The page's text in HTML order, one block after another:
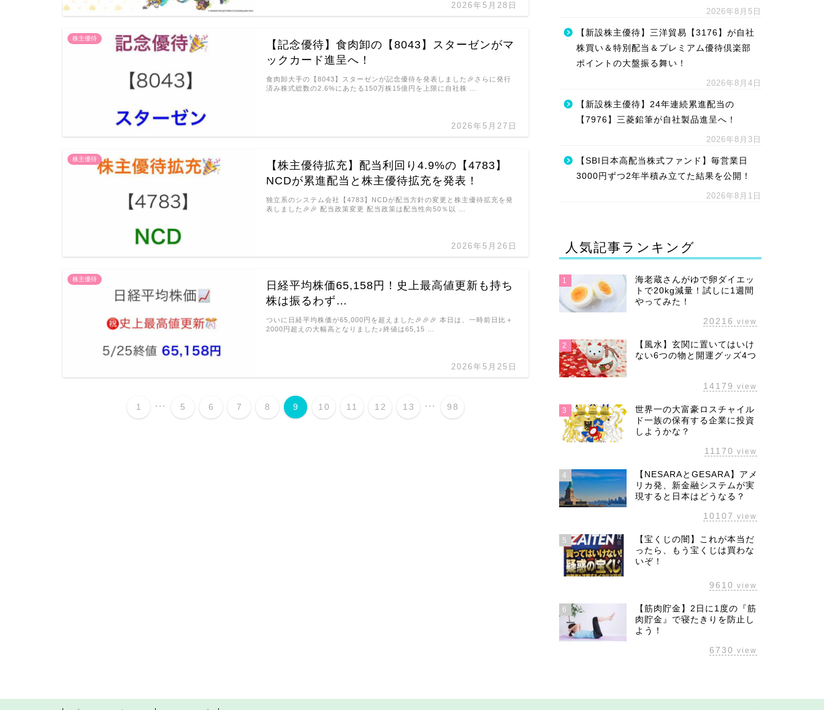
2026年5月28日
株主優待
【記念優待】食肉卸の【8043】スターゼンがマ
ックカード進呈へ！
2026年5月27日
食肉卸大手の【8043】スターゼンが記念優待を発表しました🎉さらに発行
済み株式総数の2.6%にあたる150万株15億円を上限に自社株 …
株主優待
【株主優待拡充】配当利回り4.9%の【4783】
NCDが累進配当と株主優待拡充を発表！
2026年5月26日
独立系のシステム会社【4783】NCDが配当方針の変更と株主優待拡充を発
表しました🎉🎉 配当政策変更 配当政策は配当性向50％以 …
株主優待
日経平均株価65,158円！史上最高値更新も持ち
株は振るわず…
2026年5月25日
ついに日経平均株価が65,000円を超えました🎉🎉🎉 本日は、一時前日比＋
2000円超えの大幅高となりました♪終値は65,15 …
1 ... 5 6 7 8 9 10 11 12 13 ... 98
2026年8月5日
【新設株主優待】三洋貿易【3176】が自社
株買い＆特別配当＆プレミアム優待倶楽部
ポイントの大盤振る舞い！
2026年8月4日
【新設株主優待】24年連続累進配当の
【7976】三菱鉛筆が自社製品進呈へ！
2026年8月3日
【SBI日本高配当株式ファンド】毎営業日
3000円ずつ2年半積み立てた結果を公開！
2026年8月1日
人気記事ランキング
1
海老蔵さんがゆで卵ダイエッ
トで20kg減量！試しに1週間
やってみた！
20216 view
2
【風水】玄関に置いてはいけ
ない6つの物と開運グッズ4つ
14179 view
3
世界一の大富豪ロスチャイル
ド一族の保有する企業に投資
しようかな？
11170 view
4
【NESARAとGESARA】アメ
リカ発、新金融システムが実
現すると日本はどうなる？
10107 view
5
【宝くじの闇】これが本当だ
ったら、もう宝くじは買わな
いぞ！
9610 view
6
【筋肉貯金】2日に1度の『筋
肉貯金』で寝たきりを防止し
よう！
6730 view